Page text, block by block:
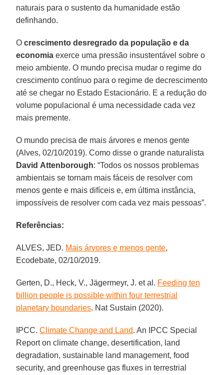
naturais para o sustento da humanidade estão
definhando.
Ocrescimento desregrado da população e da
economia exerce uma pressão insustentável sobre o
meio ambiente. O mundo precisa mudar o regime do
crescimento contínuo para o regime de decrescimento
até se chegar no Estado Estacionário. E a redução do
volume populacional é uma necessidade cada vez
mais premente.
O mundo precisa de mais árvores e menos gente
(Alves, 02/10/2019). Como disse o grande naturalista
David Attenborough: “Todos os nossos problemas
ambientais se tornam mais fáceis de resolver com
menos gente e mais difíceis e, em última instância,
impossíveis de resolver com cada vez mais pessoas”.
Referências:
ALVES, JED. Mais árvores e menos gente,
Ecodebate, 02/10/2019.
Gerten, D., Heck, V., Jägermeyr, J. et al. Feeding ten
billion people is possible within four terrestrial
planetary boundaries. Nat Sustain (2020).
IPCC.Climate Change and Land. An IPCC Special
Report on climate change, desertification, land
degradation, sustainable land management, food
security, and greenhouse gas fluxes in terrestrial